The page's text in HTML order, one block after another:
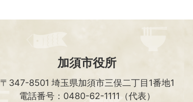
加須市役所
〒347-8501 埼玉県加須市三俣二丁目1番地1
電話番号：0480-62-1111（代表）